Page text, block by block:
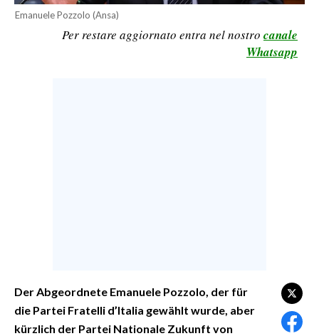
NOTIZIE
PUBBLICITÀ
SPIAGGE
Emanuele Pozzolo (Ansa)
Per restare aggiornato entra nel nostro canale
Whatsapp
Der Abgeordnete Emanuele Pozzolo, der für
die Partei Fratelli d’Italia gewählt wurde, aber
kürzlich der Partei Nationale Zukunft von